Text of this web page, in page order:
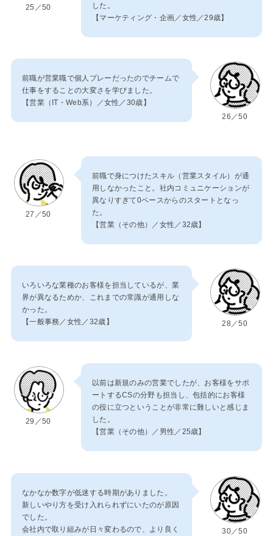
25／50
した。
【マーケティング・企画／女性／29歳】
前職が営業職で個人プレーだったのでチームで
仕事をすることの大変さを学びました。
【営業（IT・Web系）／女性／30歳】
26／50
27／50
前職で身につけたスキル（営業スタイル）が通
用しなかったこと。社内コミュニケーションが
異なりすぎて0ベースからのスタートとなっ
た。
【営業（その他）／女性／32歳】
いろいろな業種のお客様を担当しているが、業
界が異なるためか、これまでの常識が通用しな
かった。
【一般事務／女性／32歳】
28／50
29／50
以前は新規のみの営業でしたが、お客様をサポ
ートするCSの分野も担当し、包括的にお客様
の役に立つということが非常に難しいと感じま
した。
【営業（その他）／男性／25歳】
なかなか数字が低迷する時期がありました。
新しいやり方を受け入れられずにいたのが原因
でした。
会社内で取り組みが日々変わるので、より良く
30／50